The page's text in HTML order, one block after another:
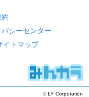
バシーセンター
イトマップ
© LY Corporation